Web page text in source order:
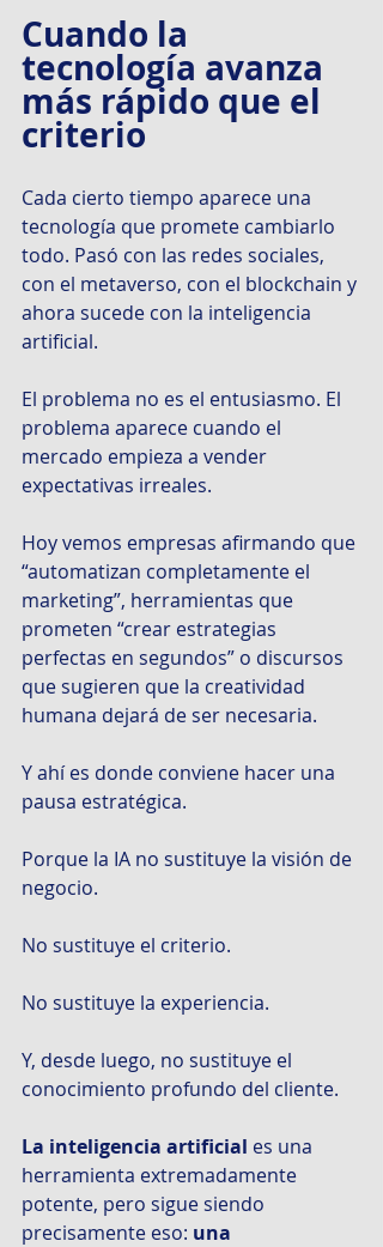
Cuando la
tecnología avanza
más rápido que el
criterio
Cada cierto tiempo aparece una
tecnología que promete cambiarlo
todo. Pasó con las redes sociales,
con el metaverso, con el blockchain y
ahora sucede con la inteligencia
artificial.
El problema no es el entusiasmo. El
problema aparece cuando el
mercado empieza a vender
expectativas irreales.
Hoy vemos empresas afirmando que
“automatizan completamente el
marketing”, herramientas que
prometen “crear estrategias
perfectas en segundos” o discursos
que sugieren que la creatividad
humana dejará de ser necesaria.
Y ahí es donde conviene hacer una
pausa estratégica.
Porque la IA no sustituye la visión de
negocio.
No sustituye el criterio.
No sustituye la experiencia.
Y, desde luego, no sustituye el
conocimiento profundo del cliente.
La inteligencia artificial es una
herramienta extremadamente
potente, pero sigue siendo
precisamente eso: una